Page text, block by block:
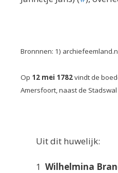
Bronnnen: 1)
Op 12 mei 1782vindt de
Amersfoort, naast de
Uit dit huwelijk:
1 Wilhelmina